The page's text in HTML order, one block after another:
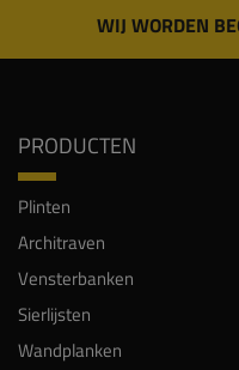
WIJ WORDEN
PRODUCTEN
Plinten
Architraven
Vensterbanken
Sierlijsten
Wandplanken